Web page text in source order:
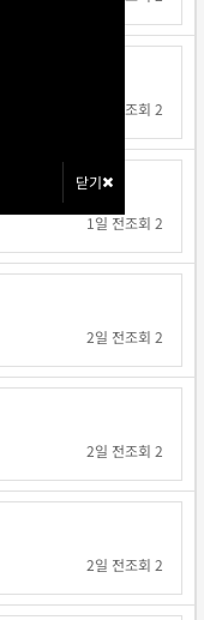
닫기
닫기
조회 2
1일 전조회 2
2일 전조회 2
2일 전조회 2
2일 전조회 2